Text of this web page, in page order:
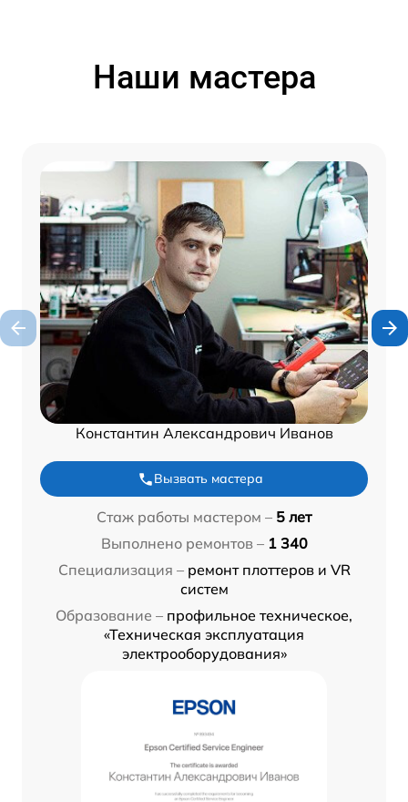
Наши мастера
Константин Александрович Иванов
Вызвать мастера
Стаж работы мастером – 5 лет
Выполнено ремонтов – 1 340
Специализация – ремонт плоттеров и VR
систем
Образование – профильное техническое,
«Техническая эксплуатация
электрооборудования»